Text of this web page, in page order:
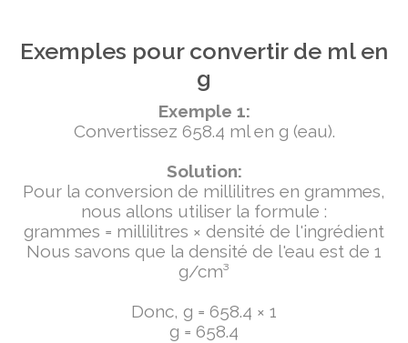
Exemples pour convertir de ml en
g
Exemple 1:
Convertissez 658.4 ml en g (eau).
Solution:
Pour la conversion de millilitres en grammes,
nous allons utiliser la formule :
grammes = millilitres × densité de l'ingrédient
Nous savons que la densité de l'eau est de 1
g/cm³
Donc, g = 658.4 × 1
g = 658.4